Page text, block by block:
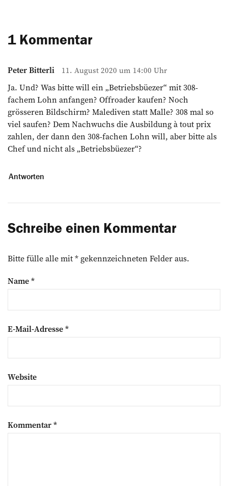
1 Kommentar
Peter Bitterli 11. August 2020 um 14:00 Uhr
Ja. Und? Was bitte will ein „Betriebsbüezer“ mit 308-
fachem Lohn anfangen? Offroader kaufen? Noch
grösseren Bildschirm? Malediven statt Malle? 308 mal so
viel saufen? Dem Nachwuchs die Ausbildung à tout prix
zahlen, der dann den 308-fachen Lohn will, aber bitte als
Chef und nicht als „Betriebsbüezer“?
Antworten
Schreibe einen Kommentar
Bitte fülle alle mit * gekennzeichneten Felder aus.
Name*
E-Mail-Adresse*
Website
Kommentar*